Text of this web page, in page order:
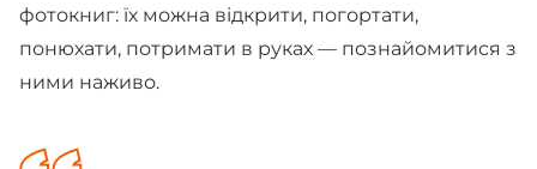
фотокниг: їх можна відкрити, погортати,
понюхати, потримати в руках — познайомитися з
ними наживо.